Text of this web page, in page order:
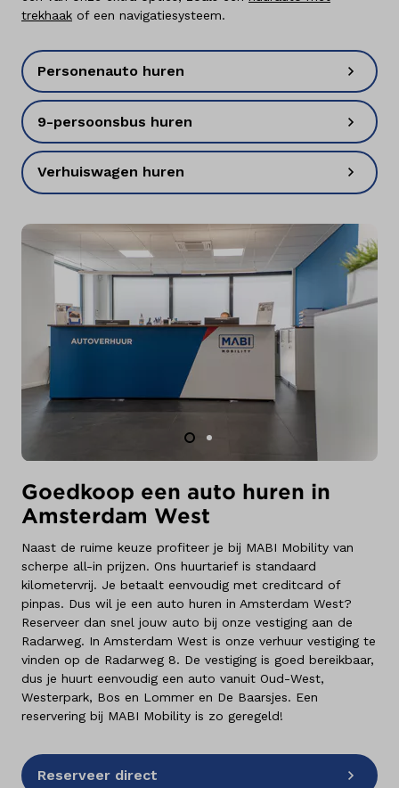
trekhaak of een navigatiesysteem.
Personenauto huren
9-persoonsbus huren
Verhuiswagen huren
Goedkoop een auto huren in
Amsterdam West
Naast de ruime keuze profiteer je bij MABI Mobility van
scherpe all-in prijzen. Ons huurtarief is standaard
kilometervrij. Je betaalt eenvoudig met creditcard of
pinpas. Dus wil je een auto huren in Amsterdam West?
Reserveer dan snel jouw auto bij onze vestiging aan de
Radarweg. In Amsterdam West is onze verhuur vestiging te
vinden op de Radarweg 8. De vestiging is goed bereikbaar,
dus je huurt eenvoudig een auto vanuit Oud-West,
Westerpark, Bos en Lommer en De Baarsjes. Een
reservering bij MABI Mobility is zo geregeld!
Reserveer direct